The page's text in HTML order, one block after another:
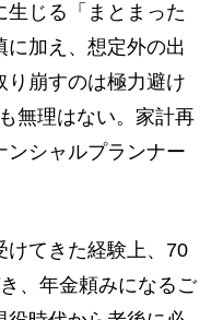
じる「まとまった
に加え、想定外の出
り崩すのは極力避け
無理はない。家計再
ンシャルプランナー
けてきた経験上、70
、年金頼みになるご